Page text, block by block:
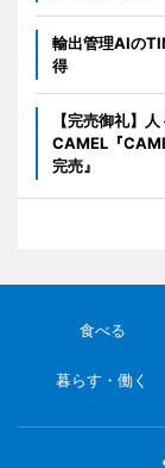
輸出管理AIの
得
【完売御礼】
CAMEL『
完売』
食べる
暮らす・働く